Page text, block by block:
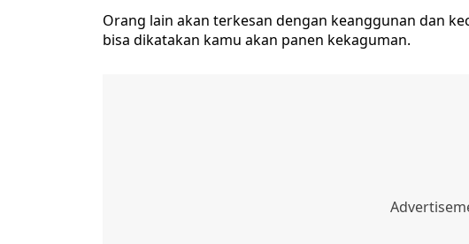
Orang lain akan terkesan dengan keanggunan dan
bisa dikatakan kamu akan panen kekaguman.